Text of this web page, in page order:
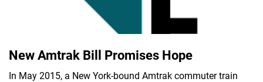
New Amtrak Bill Promises Hope
In May 2015, a New York-bound Amtrak commuter train